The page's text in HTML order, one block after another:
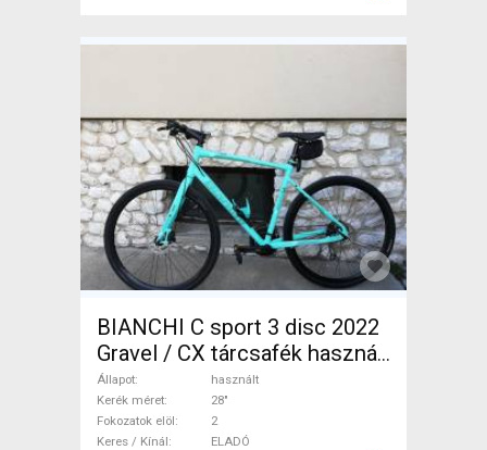
BIANCHI C sport 3 disc 2022
Gravel / CX tárcsafék használt
ELADÓ
Állapot
használt
Kerék méret
28"
Fokozatok elöl
2
Keres / Kínál
ELADÓ